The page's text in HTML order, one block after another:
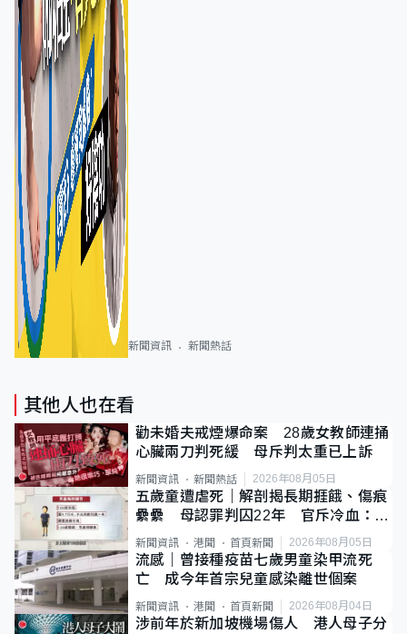
新聞資訊 新聞熱話
其他人也在看
勸未婚夫戒煙爆命案 28歲女教師連捅
心臟兩刀判死緩 母斥判太重已上訴
新聞資訊 新聞熱話 2026年08月05日
五歲童遭虐死｜解剖揭長期捱餓、傷痕
纍纍 母認罪判囚22年 官斥冷血：同
類案最惡劣
新聞資訊 港聞 首頁新聞 2026年08月05日
流感｜曾接種疫苗七歲男童染甲流死
亡 成今年首宗兒童感染離世個案
新聞資訊 港聞 首頁新聞 2026年08月04日
涉前年於新加坡機場傷人 港人母子分